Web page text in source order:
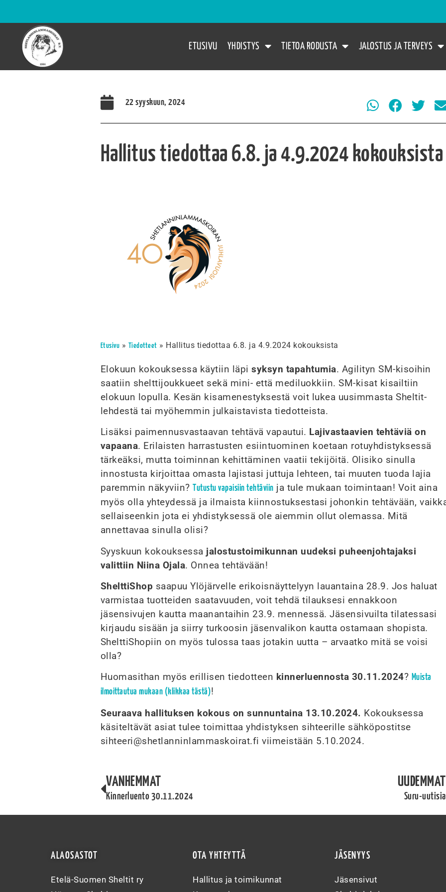
ETUSIVU YHDISTYS TIETOA RODUSTA JALOSTUS JA TERVEYS
22 syyskuun, 2024
Hallitus tiedottaa 6.8. ja 4.9.2024 kokouksista
Etusivu » Tiedotteet » Hallitus tiedottaa 6.8. ja 4.9.2024 kokouksista
Elokuun kokouksessa käytiin läpisyksyn tapahtumia. Agilityn SM-kisoihin
saatiin shelttijoukkueet sekä mini- että mediluokkiin. SM-kisat kisailtiin
elokuun lopulla. Kesän kisamenestyksestä voit lukea uusimmasta Sheltit-
lehdestä tai myöhemmin julkaistavista tiedotteista.
Lisäksi paimennusvastaavan tehtävä vapautui. Lajivastaavien tehtäviä on
vapaana. Erilaisten harrastusten esiintuominen koetaan rotuyhdistyksessä
tärkeäksi, mutta toiminnan kehittäminen vaatii tekijöitä. Olisiko sinulla
innostusta kirjoittaa omasta lajistasi juttuja lehteen, tai muuten tuoda lajia
paremmin näkyviin? Tutustu vapaisiin tehtäviin ja tule mukaan toimintaan! Voit aina
myös olla yhteydessä ja ilmaista kiinnostuksestasi johonkin tehtävään,
sellaiseenkin jota ei yhdistyksessä ole aiemmin ollut olemassa. Mitä
annettavaa sinulla olisi?
Syyskuun kokouksessa jalostustoimikunnan uudeksi puheenjohtajaksi
valittiin Niina Ojala. Onnea tehtävään!
ShelttiShop saapuu Ylöjärvelle erikoisnäyttelyyn lauantaina 28.9. Jos haluat
varmistaa tuotteiden saatavuuden, voit tehdä tilauksesi ennakkoon
jäsensivujen kautta maanantaihin 23.9. mennessä. Jäsensivuilta tilatessasi
kirjaudu sisään ja siirry turkoosin jäsenvalikon kautta ostamaan shopista.
ShelttiShopiin on myös tulossa taas jotakin uutta – arvaatko mitä se voisi
olla?
Huomasithan myös erillisen tiedotteen kinnerluennosta 30.11.2024? Muista
ilmoittautua mukaan (klikkaa tästä)!
Seuraava hallituksen kokous on sunnuntaina 13.10.2024. Kokouksessa
käsiteltävät asiat tulee toimittaa yhdistyksen sihteerille sähköpostitse
sihteeri@shetlanninlammaskoirat.fi viimeistään 5.10.2024.
VANHEMMAT
Kinnerluento 30.11.2024
UUDEMMAT
Suru-uutisia
ALAOSASTOT
Etelä-Suomen Sheltit ry
OTA YHTEYTTÄ
Hallitus ja toimikunnat
JÄSENYYS
Jäsensivut